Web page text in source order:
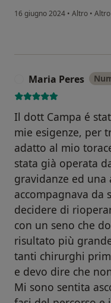
16 giugno 2024 • Altro • Altro
Maria Peres
Il dott Campa é
mie esigenze, per
adatto al mio
stata già operata
gravidanze ed una
accompagnava da
decidere di
con un seno che
risultato più
tanti chirurghi
e devo dire che
Mi sono sentita